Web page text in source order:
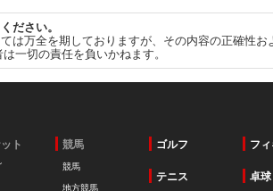
ださい。
は万全を期しておりますが、その内容の正確性
一切の責任を負いかねます。
ト 競馬
競馬
地方競馬
ゴルフ フ
テニス 卓球